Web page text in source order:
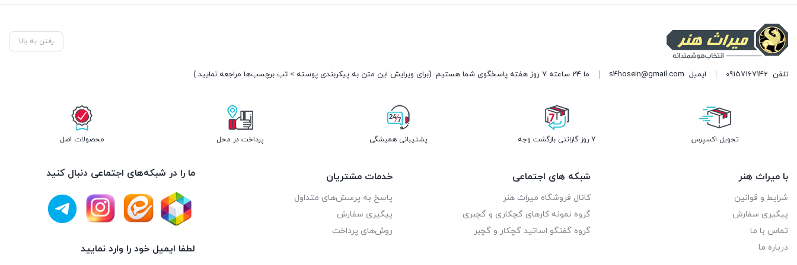
رفتن به بالا
تلفن 09157167142 ایمیل s4hosein@gmail.com ما 24 ساعته 7 روز هفته پاسخگوی شما هستیم. (برای ویرایش این متن به پیکربندی پوسته > تب برچسب‌ها مراجعه نمایید.)
تحویل اکسپرس 7 روز گارانتی بازگشت وجه پشتیبانی همیشگی پرداخت در محل محصولات اصل
با میراث هنر
شرایط و قوانین
پیگیری سفارش
تماس با ما
درباره ما
شبکه های اجتماعی
کانال فروشگاه میراث هنر
گروه نمونه کارهای گچکاری و گچبری
گروه گفتگو اساتید گچکار و گچبر
خدمات مشتریان
پاسخ به پرسش‌های متداول
پیگیری سفارش
روش‌های پرداخت
ما را در شبکه‌های اجتماعی دنبال کنید
لطفا ایمیل خود را وارد نمایید